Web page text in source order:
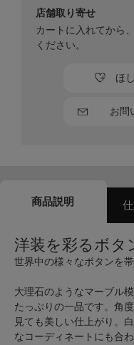
お問
ほ
店舗取り寄せ
カートに入れてから
ください。
商品説明
洋装を彩るボタ
世界中の様々なボタンを
大理石のようなマーブル
たっぷりの一品です。角
見ても美しい仕上がり。
なコーディネートにも合